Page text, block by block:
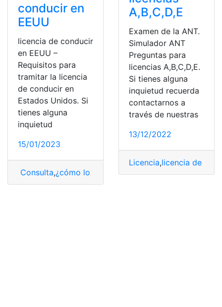
conducir en
EEUU
licencia de conducir
en EEUU –
Requisitos para
tramitar la licencia
de conducir en
Estados Unidos. Si
tienes alguna
inquietud
15/01/2023
Consulta,¿cómo lo hago? Licencia,licencia de
A,B,C,D,E
Examen de la ANT.
Simulador ANT
Preguntas para
licencias A,B,C,D,E.
Si tienes alguna
inquietud recuerda
contactarnos a
través de nuestras
13/12/2022
Licencia,licencia de